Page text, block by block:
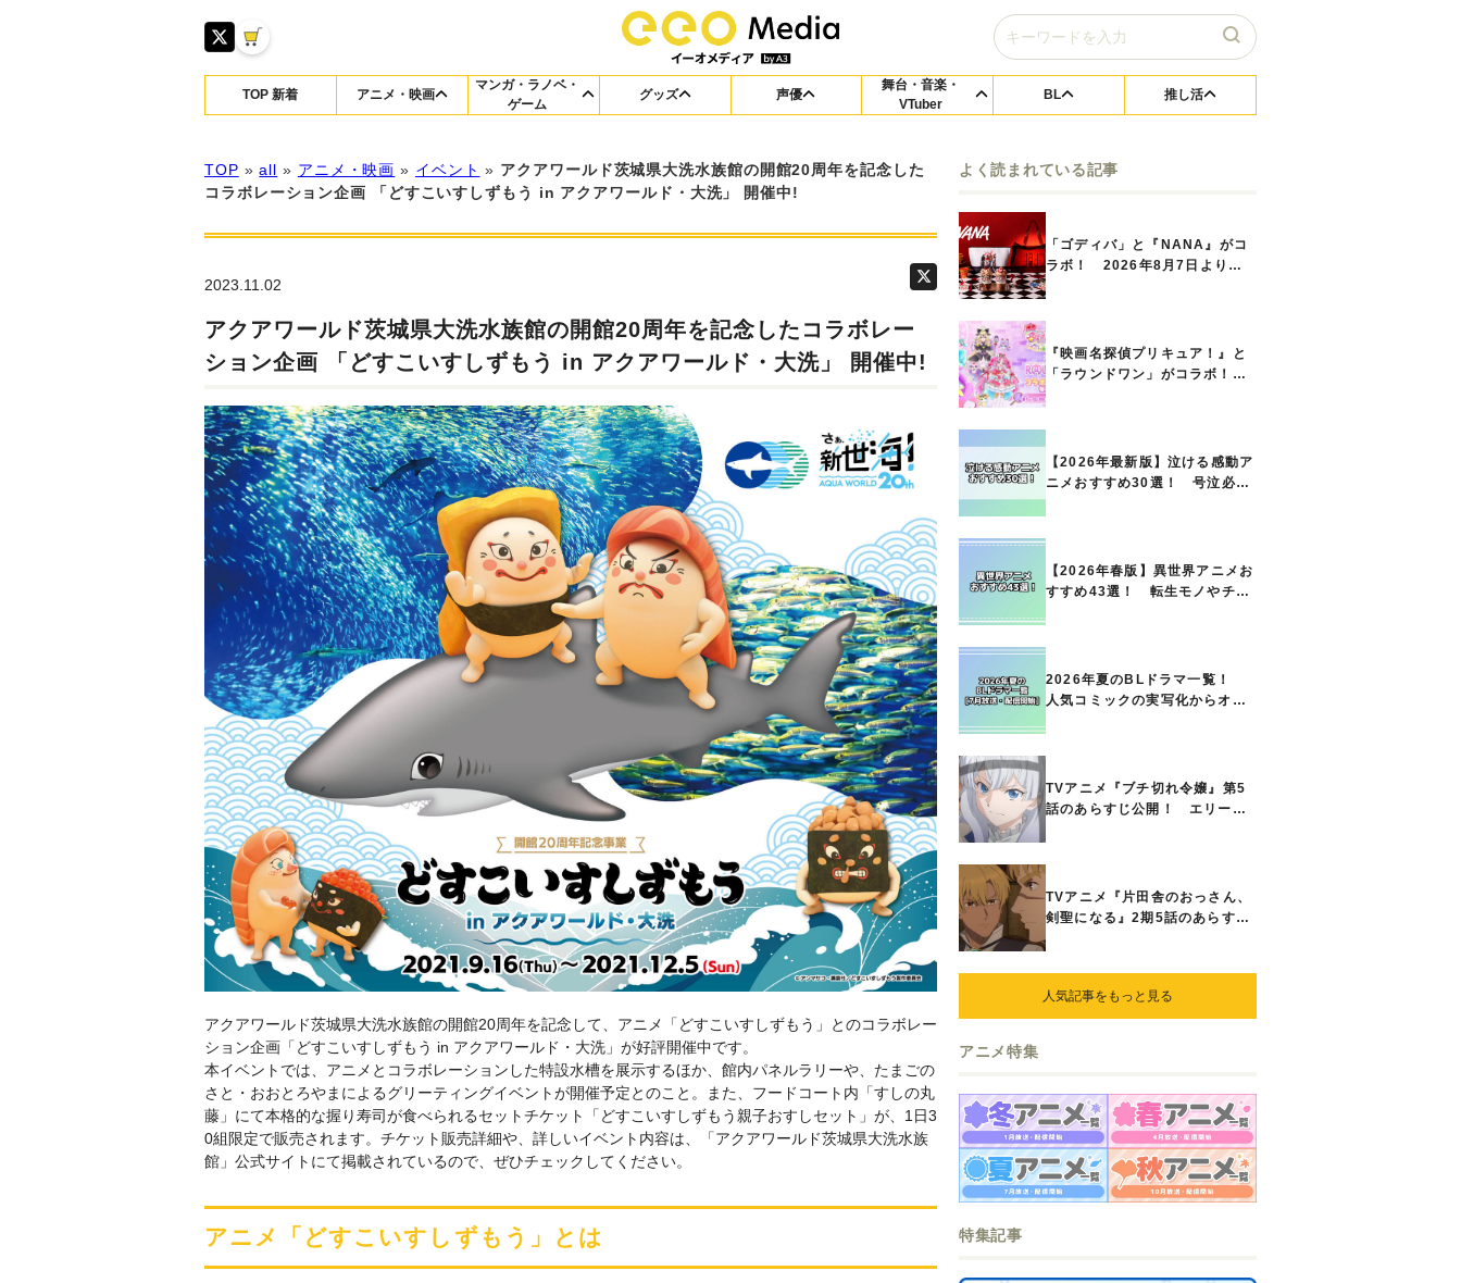
TOP 新着 アニメ・映画
マンガ・ラノベ・
ゲーム
グッズ 声優
舞台・音楽・
VTuber
BL 推し活
TOP »all » アニメ・映画 » イベント » アクアワールド茨城県大洗水族館の開館20周年を記念した
コラボレーション企画 「どすこいすしずもう in アクアワールド・大洗」 開催中!
2023.11.02
アクアワールド茨城県大洗水族館の開館20周年を記念したコラボレー
ション企画 「どすこいすしずもう in アクアワールド・大洗」 開催中!
アクアワールド茨城県大洗水族館の開館20周年を記念して、アニメ「どすこいすしずもう」とのコラボレー
ション企画「どすこいすしずもう in アクアワールド・大洗」が好評開催中です。
本イベントでは、アニメとコラボレーションした特設水槽を展示するほか、館内パネルラリーや、たまごの
さと・おおとろやまによるグリーティングイベントが開催予定とのこと。また、フードコート内「すしの丸
藤」にて本格的な握り寿司が食べられるセットチケット「どすこいすしずもう親子おすしセット」が、1日3
0組限定で販売されます。チケット販売詳細や、詳しいイベント内容は、「アクアワールド茨城県大洗水族
館」公式サイトにて掲載されているので、ぜひチェックしてください。
アニメ「どすこいすしずもう」とは
よく読まれている記事
「ゴディバ」と『NANA』がコ
ラボ！ 2026年8月7日よりシ
『映画名探偵プリキュア！』と
「ラウンドワン」がコラボ！
【2026年最新版】泣ける感動ア
ニメおすすめ30選！ 号泣必須
【2026年春版】異世界アニメお
すすめ43選！ 転生モノやチー
2026年夏のBLドラマ一覧！
人気コミックの実写化からオリ
TVアニメ『ブチ切れ令嬢』第5
話のあらすじ公開！ エリーの
TVアニメ『片田舎のおっさん、
剣聖になる』2期5話のあらすじ
人気記事をもっと見る
アニメ特集
特集記事